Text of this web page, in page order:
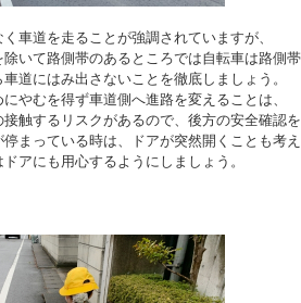
車道を走ることが強調されていますが、
いて路側帯のあるところでは自転車は路側
道にはみ出さないことを徹底しましょう。
やむを得ず車道側へ進路を変えることは、
触するリスクがあるので、後方の安全確認
まっている時は、ドアが突然開くことも考
アにも用心するようにしましょう。